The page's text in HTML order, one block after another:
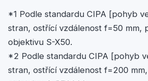
*1 Podle standardu CIPA [pohyb
stran, ostřící vzdálenost f=50 mm,
objektivu S-X50.
*2 Podle standardu CIPA [pohyb
stran, ostřící vzdálenost f=200